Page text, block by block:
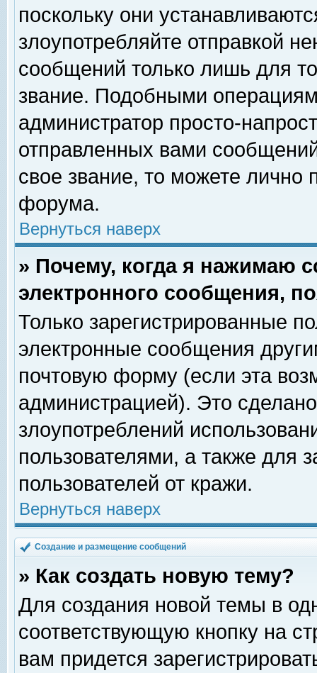
поскольку они
злоупотребляйте отправкой
сообщений только лишь для
звание. Подобными
администратор просто-
отправленных вами
свое звание, то можете лично
форума.
Вернуться наверх
» Почему, когда я нажимаю
электронного сообщения,
Только зарегистрированные
электронные сообщения
почтовую форму (если эта
администрацией). Это
злоупотреблений
пользователями, а также для
пользователей от кражи.
Вернуться наверх
Создание и размещение сообщений
» Как создать новую тему?
Для создания новой темы в
соответствующую кнопку на
вам придется